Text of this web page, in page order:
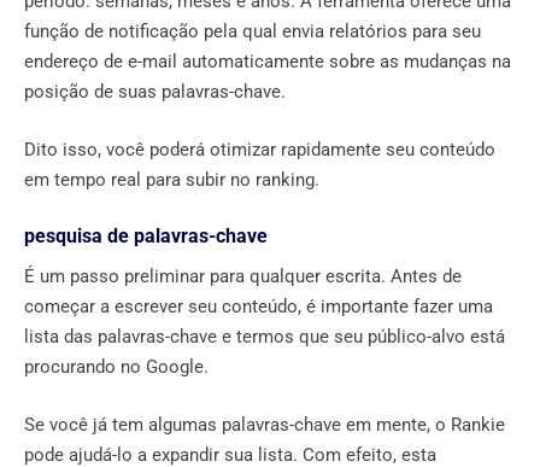
função de notificação pela qual envia relatórios para seu
endereço de e-mail automaticamente sobre as mudanças na
posição de suas palavras-chave.
Dito isso, você poderá otimizar rapidamente seu conteúdo
em tempo real para subir no ranking.
pesquisa de palavras-chave
É um passo preliminar para qualquer escrita. Antes de
começar a escrever seu conteúdo, é importante fazer uma
lista das palavras-chave e termos que seu público-alvo está
procurando no Google.
Se você já tem algumas palavras-chave em mente, o Rankie
pode ajudá-lo a expandir sua lista. Com efeito, esta